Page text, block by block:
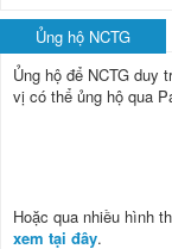
Ủng hộ NCTG
Ủng hộ để NCTG duy
vị có thể ủng hộ qua
Hoặc qua nhiều hình
xem tại đây.